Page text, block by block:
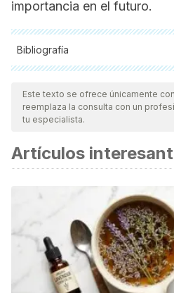
importancia en el futuro.
Bibliografía
Todas las fuentes citadas fueron
nuestro equipo, para asegurar su
vigencia y validez.La
científica.
Meningiomas - Trastornos
versión para profesionales.
2020, from https://
es/professional/trastornos-
intracraneanos-y-medulares/
Resultado preliminar del
pacientes con meningiomas
Este texto se ofrece únicamente
reemplaza la consulta con un
tu especialista.
Artículos